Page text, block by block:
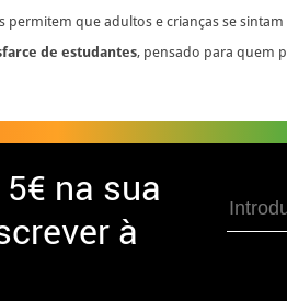
permitem que adultos e crianças se
de estudantes, pensado para quem
5€ na sua
à